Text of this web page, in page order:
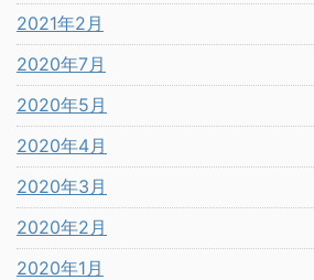
2021年2月
2020年7月
2020年5月
2020年4月
2020年3月
2020年2月
2020年1月